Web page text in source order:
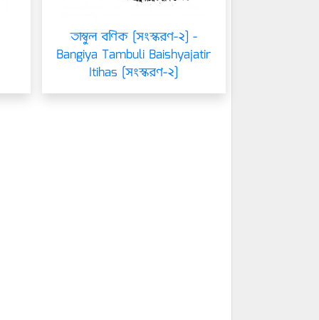
তাম্বুল বণিক [সংস্করণ-২] -
Bangiya Tambuli Baishyajatir
Itihas [সংস্করণ-২]